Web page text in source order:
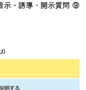
・誘導・開示質問 ⑨